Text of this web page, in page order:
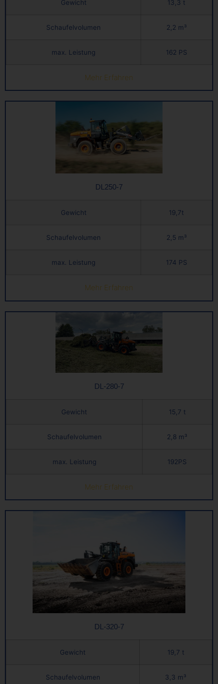
Gewicht 13,3 t
Schaufelvolumen 2,2 m³
max. Leistung 162 PS
Mehr Erfahren
DL250-7
Gewicht 19,7t
Schaufelvolumen 2,5 m³
max. Leistung 174 PS
Mehr Erfahren
DL-280-7
Gewicht 15,7 t
Schaufelvolumen 2,8 m³
max. Leistung 192PS
Mehr Erfahren
DL-320-7
Gewicht 19,7 t
Schaufelvolumen 3,3 m³